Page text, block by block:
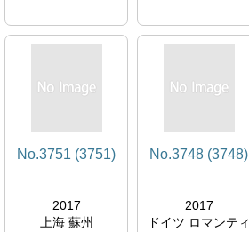
No.3751 (3751)
2017
上海 蘇州
No.3748 (3748)
2017
ドイツ ロマンティ